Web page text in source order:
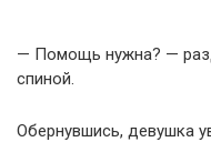
— Помощь нужна? —
спиной.
Обернувшись, девушка